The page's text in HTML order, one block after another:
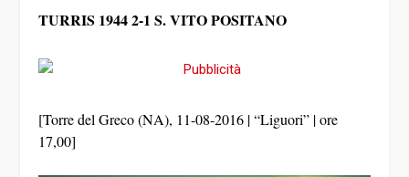
TURRIS 1944 2-1 S. VITO POSITANO
[Torre del Greco (NA), 11-08-2016 | “Liguori” | ore
17,00]